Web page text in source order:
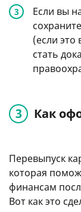
Если вы
(если это
стать
Как
Перевыпуск
которая
финансам
Вот как это